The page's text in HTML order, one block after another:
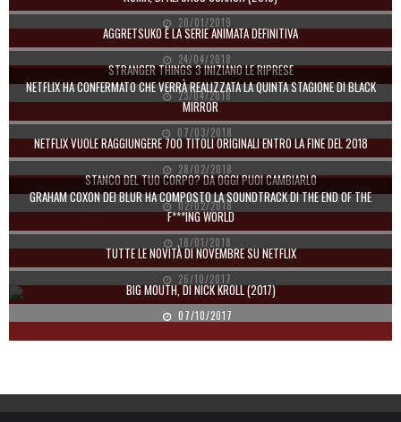
20/01/2019
AGGRETSUKO È LA SERIE ANIMATA DEFINITIVA
24/04/2018
STRANGER THINGS 3 INIZIANO LE RIPRESE
23/04/2018
NETFLIX HA CONFERMATO CHE VERRÀ REALIZZATA LA QUINTA STAGIONE DI BLACK
MIRROR
07/03/2018
NETFLIX VUOLE RAGGIUNGERE 700 TITOLI ORIGINALI ENTRO LA FINE DEL 2018
28/02/2018
STANCO DEL TUO CORPO? DA OGGI PUOI CAMBIARLO
02/02/2018
GRAHAM COXON DEI BLUR HA COMPOSTO LA SOUNDTRACK DI THE END OF THE
F***ING WORLD
18/01/2018
TUTTE LE NOVITÀ DI NOVEMBRE SU NETFLIX
26/10/2017
BIG MOUTH, DI NICK KROLL (2017)
07/10/2017